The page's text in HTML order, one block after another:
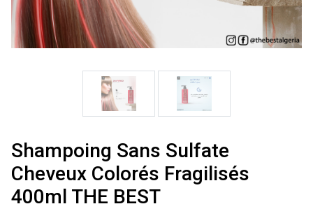
Shampoing Sans Sulfate
Cheveux Colorés Fragilisés
400ml THE BEST